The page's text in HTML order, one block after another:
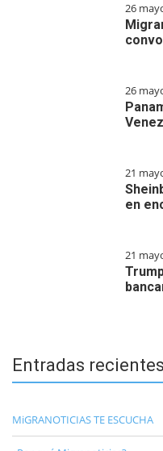
26
26
21
en
21
Entradas recientes
MiGRANOTICIAS TE ESCUCHA